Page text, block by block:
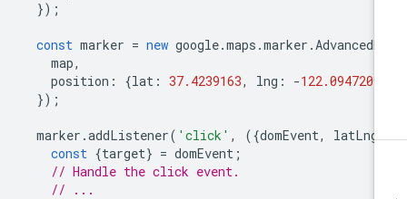
const marker = new google.maps.marker.
map
position: { lat: 37.4239163, lng: - 122.0947209
marker.addListener('click', ({domEvent, latLng
const {target = domEvent
// Handle the click event.
// ...